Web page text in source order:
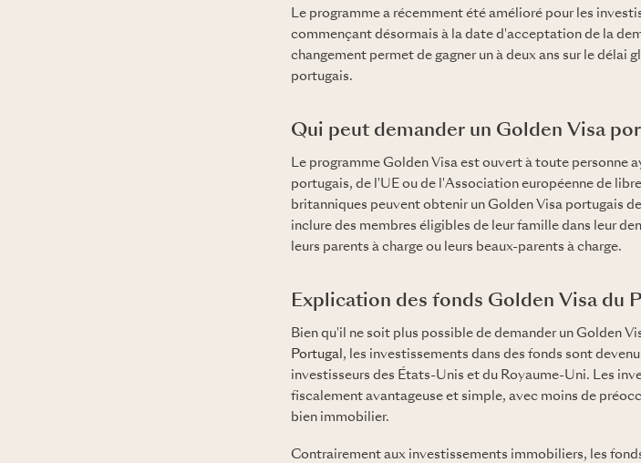
Le programme a récemment été amélioré pour les
commençant désormais à la date d'acceptation de la
changement permet de gagner un à deux ans sur le
portugais.
Qui peut demander un Golden Visa
Le programme Golden Visa est ouvert à toute personne
portugais, de l'UE ou de l'Association européenne de
britanniques peuvent obtenir un Golden Visa portugais
inclure des membres éligibles de leur famille dans leur
leurs parents à charge ou leurs beaux-parents à charge.
Explication des fonds Golden Visa du
Bien qu'il ne soit plus possible de demander un Golden
Portugal , les investissements dans des fonds sont
investisseurs des États-Unis et du Royaume-Uni. Les
fiscalement avantageuse et simple, avec moins de
bien immobilier.
Contrairement aux investissements immobiliers, les